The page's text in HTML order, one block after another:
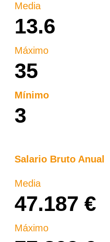
Media
13.6
Máximo
35
Mínimo
3
Salario Bruto Anual
Media​
47.187 €
Máximo